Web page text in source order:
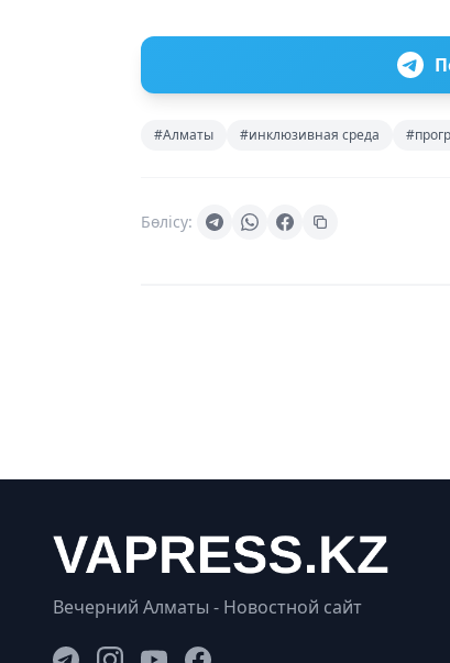
#Алматы #инклюзивная среда
Бөлісу:
Вечерний Алматы - Новостной сайт